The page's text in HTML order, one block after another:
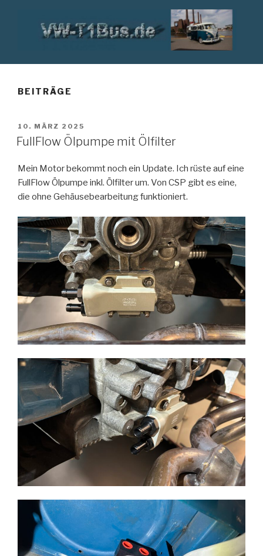
VW T1 BUS
BEITRÄGE
VERÖFFENTLICHT
AM
10. MÄRZ 2025
FullFlow Ölpumpe mit Ölfilter
Mein Motor bekommt noch ein Update. Ich rüste auf eine
FullFlow Ölpumpe inkl. Ölfilter um. Von CSP gibt es eine,
die ohne Gehäusebearbeitung funktioniert.